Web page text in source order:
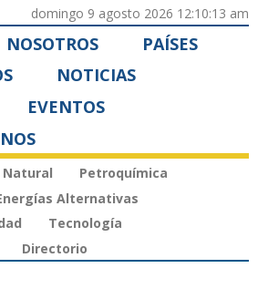
domingo 9 agosto 2026 12:10:13 am
NOSOTROS
PAÍSES
NOTICIAS
EVENTOS
Natural
Petroquímica
Alternativas
Tecnología
Directorio